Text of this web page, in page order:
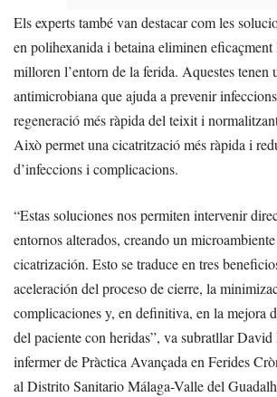
Els experts també van destacar com les
en polihexanida i betaina eliminen eficaçment
milloren l’entorn de la ferida. Aquestes tenen
antimicrobiana que ajuda a prevenir
regeneració més ràpida del teixit i
Això permet una cicatrització més ràpida i
d’infeccions i complicacions.
“Estas soluciones nos permiten intervenir
entornos alterados, creando un
cicatrización. Esto se traduce en tres
aceleración del proceso de cierre, la
complicaciones y, en definitiva, en la mejora
del paciente con heridas”, va subratllar David
infermer de Pràctica Avançada en Ferides
al Distrito Sanitario Málaga-Valle del